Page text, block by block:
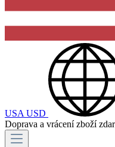
USA USD
Doprava a vrácení zboží